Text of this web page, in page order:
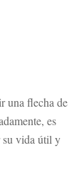
una flecha de
es
su vida útil y